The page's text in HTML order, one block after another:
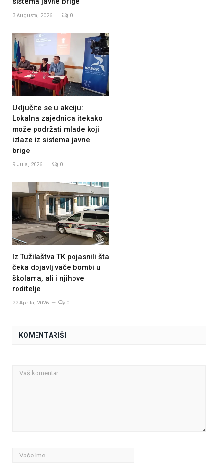
3 Augusta, 2026 0
Uključite se u akciju:
Lokalna zajednica itekako
može podržati mlade koji
izlaze iz sistema javne
brige
9 Jula, 2026 0
Iz Tužilaštva TK pojasnili šta
čeka dojavljivače bombi u
školama, ali i njihove
roditelje
22 Aprila, 2026 0
KOMENTARIŠI